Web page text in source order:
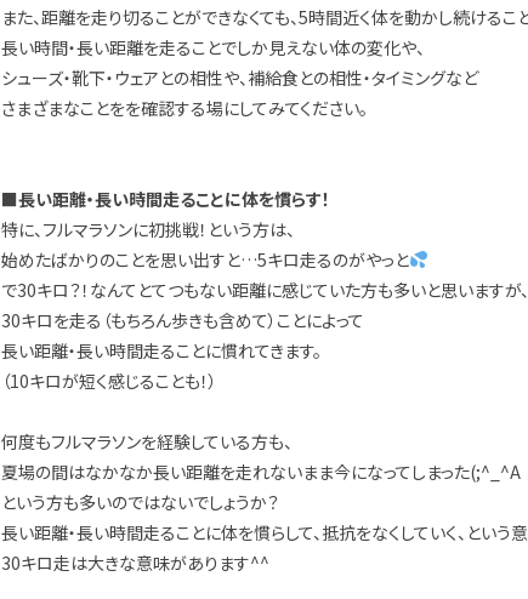
また、距離を走り切ることができなくても、5時間近く体を動かし続けるこ
長い時間・長い距離を走ることでしか見えない体の変化や、
シューズ・靴下・ウェアとの相性や、補給食との相性・タイミングなど
さまざまなことをを確認する場にしてみてください。
■長い距離・長い時間走ることに体を慣らす！
特に、フルマラソンに初挑戦！という方は、
始めたばかりのことを思い出すと…5キロ走るのがやっと
で30キロ？！なんてとてつもない距離に感じていた方も多いと思いますが、
30キロを走る（もちろん歩きも含めて）ことによって
長い距離・長い時間走ることに慣れてきます。
（10キロが短く感じることも！）
何度もフルマラソンを経験している方も、
夏場の間はなかなか長い距離を走れないまま今になってしまった(;^_^A
という方も多いのではないでしょうか？
長い距離・長い時間走ることに体を慣らして、抵抗をなくしていく、という
30キロ走は大きな意味があります^^